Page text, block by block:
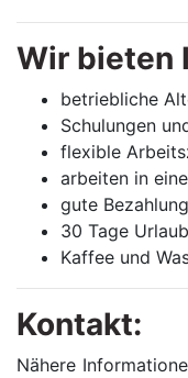
Wir bieten
betriebliche
Schulungen
flexible
arbeiten in
gute
30 Tage Urlaub
Kaffee und
Kontakt:
Nähere